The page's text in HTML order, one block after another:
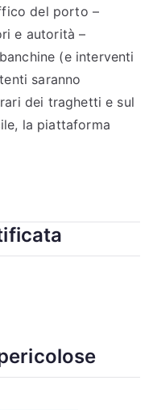
del porto –
e autorità –
(e interventi
saranno
dei traghetti e sul
la piattaforma